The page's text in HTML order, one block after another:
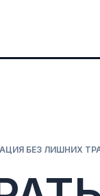
БЕЗ ЛИШНИХ